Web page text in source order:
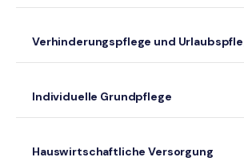
Verhinderungspflege und
Individuelle Grundpflege
Hauswirtschaftliche Versorgung